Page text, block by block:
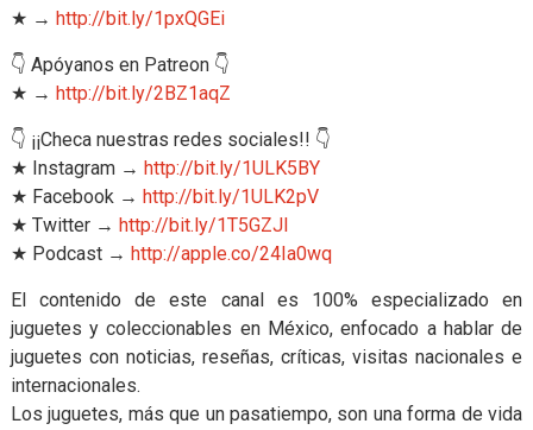
★ → http://bit.ly/1pxQGEi
👇 Apóyanos en Patreon 👇
★ → http://bit.ly/2BZ1aqZ
👇 ¡¡Checa nuestras redes sociales!! 👇
★ Instagram → http://bit.ly/1ULK5BY
★ Facebook → http://bit.ly/1ULK2pV
★ Twitter → http://bit.ly/1T5GZJl
★ Podcast → http://apple.co/24Ia0wq
El contenido de este canal es 100% especializado en
juguetes y coleccionables en México, enfocado a hablar de
juguetes con noticias, reseñas, críticas, visitas nacionales e
internacionales.
Los juguetes, más que un pasatiempo, son una forma de vida